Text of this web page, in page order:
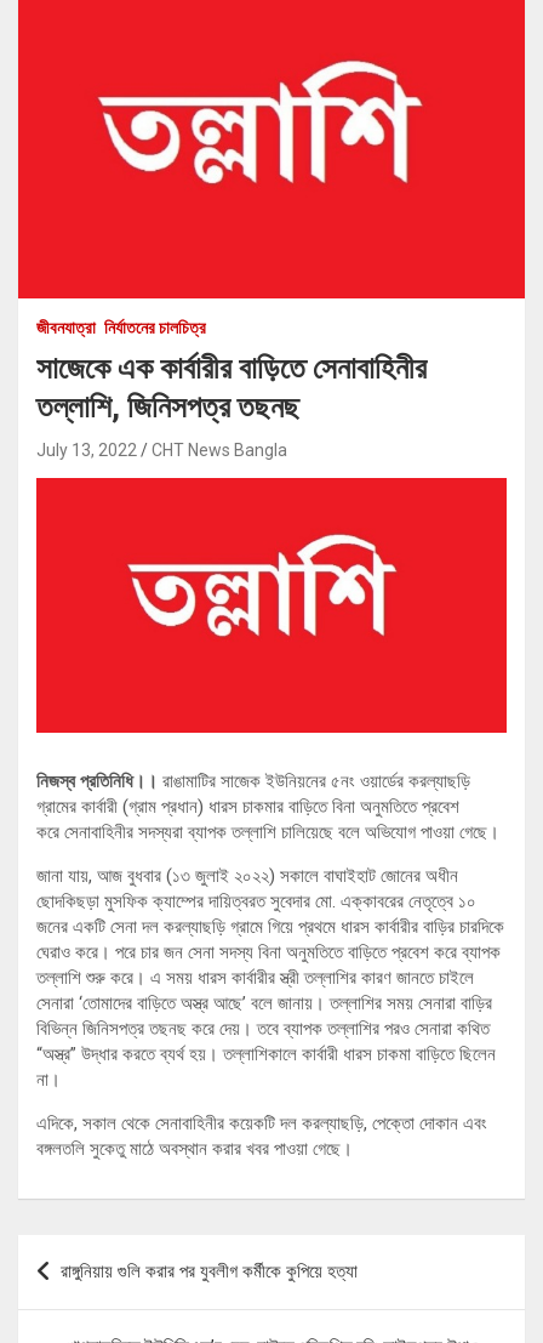
জীবনযাত্রা নির্যাতনের চালচিত্র
সাজেকে এক কার্বারীর বাড়িতে সেনাবাহিনীর
তল্লাশি, জিনিসপত্র তছনছ
July 13, 2022 CHT News Bangla
নিজস্ব প্রতিনিধি।। রাঙামাটির সাজেক ইউনিয়নের ৫নং ওয়ার্ডের করল্যাছড়ি
গ্রামের কার্বারী (গ্রাম প্রধান) ধারস চাকমার বাড়িতে বিনা অনুমতিতে প্রবেশ
করে সেনাবাহিনীর সদস্যরা ব্যাপক তল্লাশি চালিয়েছে বলে অভিযোগ পাওয়া গেছে।
জানা যায়, আজ বুধবার (১৩ জুলাই ২০২২) সকালে বাঘাইহাট জোনের অধীন
ছোদকিছড়া মুসফিক ক্যাম্পের দায়িত্বরত সুবেদার মো. এক্কাবরের নেতৃত্বে ১০
জনের একটি সেনা দল করল্যাছড়ি গ্রামে গিয়ে প্রথমে ধারস কার্বারীর বাড়ির চারদিকে
ঘেরাও করে। পরে চার জন সেনা সদস্য বিনা অনুমতিতে বাড়িতে প্রবেশ করে ব্যাপক
তল্লাশি শুরু করে। এ সময় ধারস কার্বারীর স্ত্রী তল্লাশির কারণ জানতে চাইলে
সেনারা ‘তোমাদের বাড়িতে অস্ত্র আছে’ বলে জানায়। তল্লাশির সময় সেনারা বাড়ির
বিভিন্ন জিনিসপত্র তছনছ করে দেয়। তবে ব্যাপক তল্লাশির পরও সেনারা কথিত
“অস্ত্র” উদ্ধার করতে ব্যর্থ হয়। তল্লাশিকালে কার্বারী ধারস চাকমা বাড়িতে ছিলেন
না।
এদিকে, সকাল থেকে সেনাবাহিনীর কয়েকটি দল করল্যাছড়ি, পেক্তো দোকান এবং
বঙ্গলতলি সুকেতু মাঠে অবস্থান করার খবর পাওয়া গেছে।
Post
navigation
রাঙ্গুনিয়ায় গুলি করার পর যুবলীগ কর্মীকে কুপিয়ে হত্যা